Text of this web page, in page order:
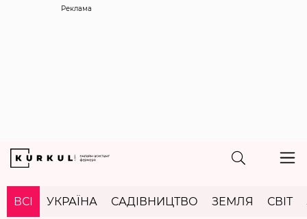
Реклама
ВСІ УКРАЇНА САДІВНИЦТВО ЗЕМЛЯ СВІТ